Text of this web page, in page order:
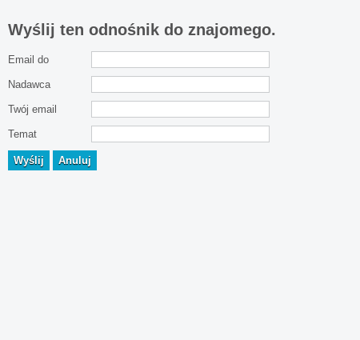
Wyślij ten odnośnik do znajomego.
Email do
Nadawca
Twój email
Temat
Wyślij Anuluj